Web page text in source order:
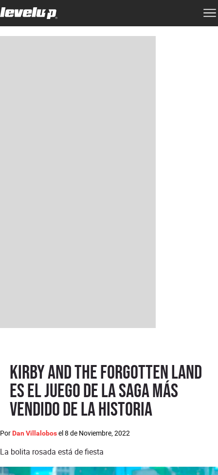
Kirby and the Forgotten Land
es el juego de la saga más
vendido de la historia
Por Dan Villalobosel8 de Noviembre, 2022
La bolita rosada está de fiesta